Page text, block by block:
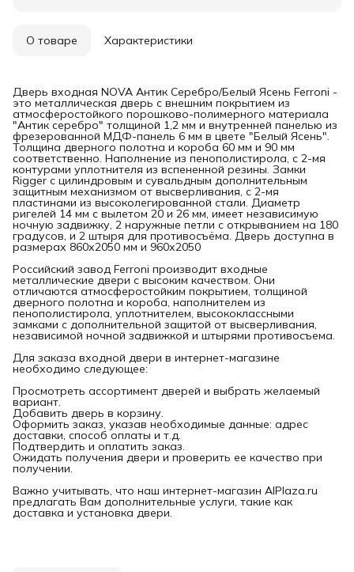
О товаре Характеристики
Дверь входная NOVA Антик Серебро/Белый Ясень Ferroni -
это металлическая дверь с внешним покрытием из
атмосферостойкого порошково-полимерного материала
"Антик серебро" толщиной 1,2 мм и внутренней панелью из
фрезерованной МДФ-панель 6 мм в цвете "Белый Ясень".
Толщина дверного полотна и короба 60 мм и 90 мм
соответственно. Наполнение из пенополистирола, с 2-мя
контурами уплотнителя из вспененной резины. Замки
Rigger с цилиндровым и сувальдным дополнительным
защитным механизмом от высверливания, с 2-мя
пластинами из высоколегированной стали. Диаметр
ригелей 14 мм с вылетом 20 и 26 мм, имеет независимую
ночную задвижку, 2 наружные петли с открыванием на 180
градусов, и 2 штыря для противосъёма. Дверь доступна в
размерах 860х2050 мм и 960х2050
Российский завод Ferroni производит входные
металлические двери с высоким качеством. Они
отличаются атмосферостойким покрытием, толщиной
дверного полотна и короба, наполнителем из
пенополистирола, уплотнителем, высококлассными
замками с дополнительной защитой от высверливания,
независимой ночной задвижкой и штырями противосъема.
Для заказа входной двери в интернет-магазине
необходимо следующее:
Просмотреть ассортимент дверей и выбрать желаемый
вариант.
Добавить дверь в корзину.
Оформить заказ, указав необходимые данные: адрес
доставки, способ оплаты и т.д.
Подтвердить и оплатить заказ.
Ожидать получения двери и проверить ее качество при
получении.
Важно учитывать, что наш интернет-магазин AlPlaza.ru
предлагать Вам дополнительные услуги, такие как
доставка и установка двери.